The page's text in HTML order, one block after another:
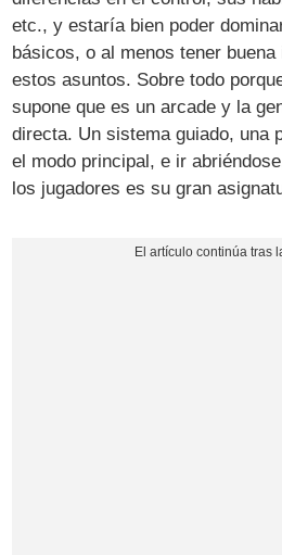
etc., y estaría bien poder
básicos, o al menos tener
estos asuntos. Sobre todo
supone que es un arcade y la
directa. Un sistema guiado, una
el modo principal, e ir
los jugadores es su gran